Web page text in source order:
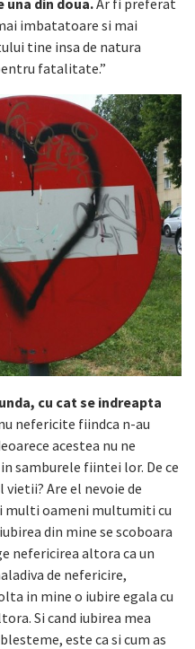
una din doua.Ar fi preferat
imbatatoare si mai
tine insa de natura
fatalitate.”
cu cat se indreapta
nefericite fiindca n-au
acestea nu ne
samburele fiintei lor. De ce
Are el nevoie de
multi oameni multumiti cu
din mine se scoboara
nefericirea altora ca un
de nefericire,
in mine o iubire egala cu
Si cand iubirea mea
este ca si cum as